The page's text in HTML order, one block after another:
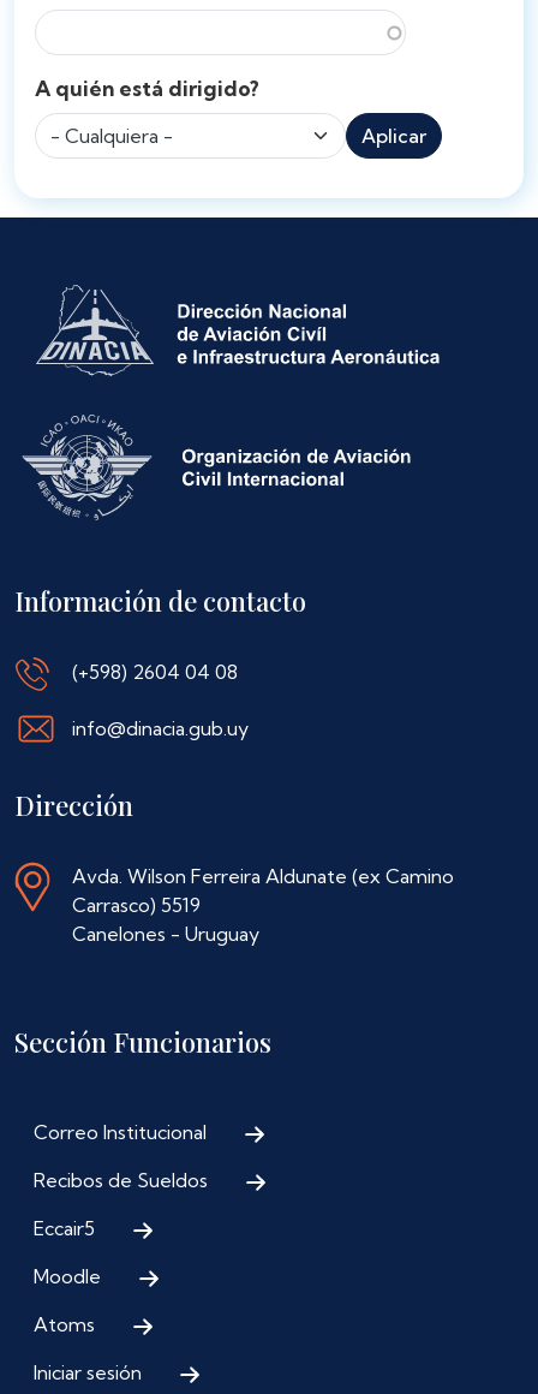
A quién está dirigido?
Aplicar
Información de contacto
(+598) 2604 04 08
info@dinacia.gub.uy
Dirección
Avda. Wilson Ferreira Aldunate (ex Camino
Carrasco) 5519
Canelones - Uruguay
Sección Funcionarios
Correo Institucional
Recibos de Sueldos
Eccair5
Moodle
Atoms
Iniciar sesión